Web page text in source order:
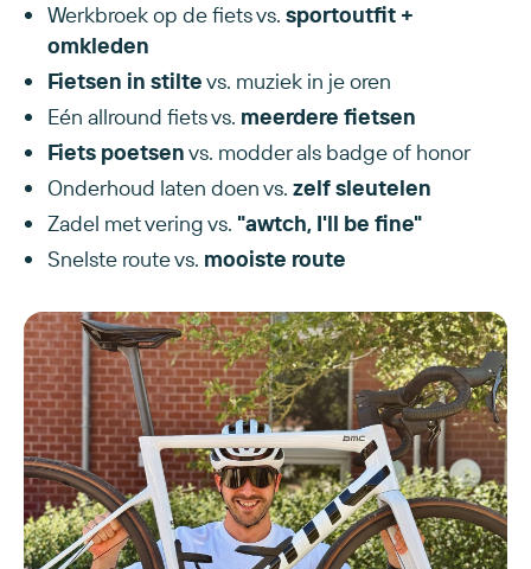
Werkbroek op de fiets vs. sportoutfit +
omkleden
Fietsen in stiltevs. muziek in je oren
Eén allround fiets vs. meerdere fietsen
Fiets poetsenvs. modder als badge of honor
Onderhoud laten doen vs. zelf sleutelen
Zadel met vering vs. "awtch, I'll be fine"
Snelste route vs. mooiste route